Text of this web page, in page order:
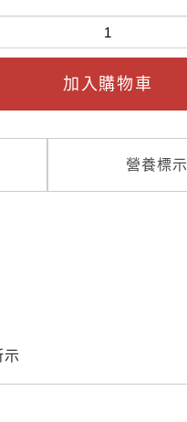
加入購物車
營養標示
示